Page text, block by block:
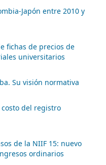
Japón entre 2010 y
fichas de precios de
universitarios
Su visión normativa
del registro
de la NIIF 15: nuevo
ordinarios